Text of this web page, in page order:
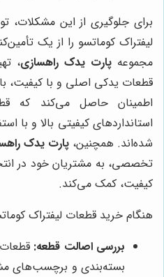
برای جلوگیری از این
لیفتراک کوماتسو را از یک
مجموعه پارت یدک راهسازی،
قطعات یدکی اصلی و با کیفیت،
اطمینان حاصل می‌کند که
استانداردهای کیفیتی بالا و با
شده‌اند. همچنین، پارت یدک
تخصصی، به مشتریان خود در
کیفیت، کمک می‌کند.
هنگام خرید قطعات لیفتراک
بررسی اصالت قطعه:
بسته‌بندی و برچسب‌های